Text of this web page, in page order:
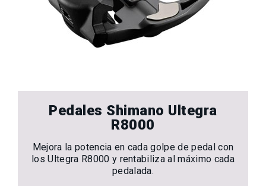
Pedales Shimano Ultegra
R8000
Mejora la potencia en cada golpe de pedal con
los Ultegra R8000 y rentabiliza al máximo cada
pedalada.